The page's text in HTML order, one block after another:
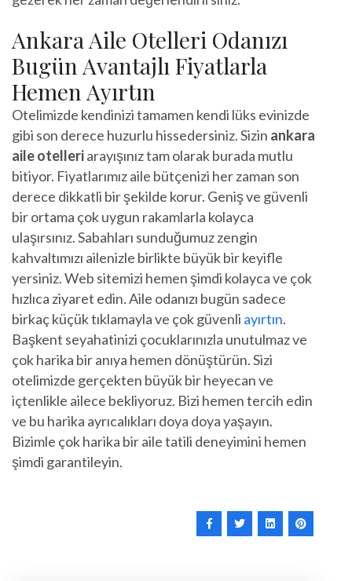
Ankara Aile Otelleri Odanızı
Bugün Avantajlı Fiyatlarla
Hemen Ayırtın
Otelimizde kendinizi tamamen kendi lüks evinizde
gibi son derece huzurlu hissedersiniz. Sizin ankara
aile otelleriarayışınız tam olarak burada mutlu
bitiyor. Fiyatlarımız aile bütçenizi her zaman son
derece dikkatli bir şekilde korur. Geniş ve güvenli
bir ortama çok uygun rakamlarla kolayca
ulaşırsınız. Sabahları sunduğumuz zengin
kahvaltımızı ailenizle birlikte büyük bir keyifle
yersiniz. Web sitemizi hemen şimdi kolayca ve çok
hızlıca ziyaret edin. Aile odanızı bugün sadece
birkaç küçük tıklamayla ve çok güvenli ayırtın.
Başkent seyahatinizi çocuklarınızla unutulmaz ve
çok harika bir anıya hemen dönüştürün. Sizi
otelimizde gerçekten büyük bir heyecan ve
içtenlikle ailece bekliyoruz. Bizi hemen tercih edin
ve bu harika ayrıcalıkları doya doya yaşayın.
Bizimle çok harika bir aile tatili deneyimini hemen
şimdi garantileyin.